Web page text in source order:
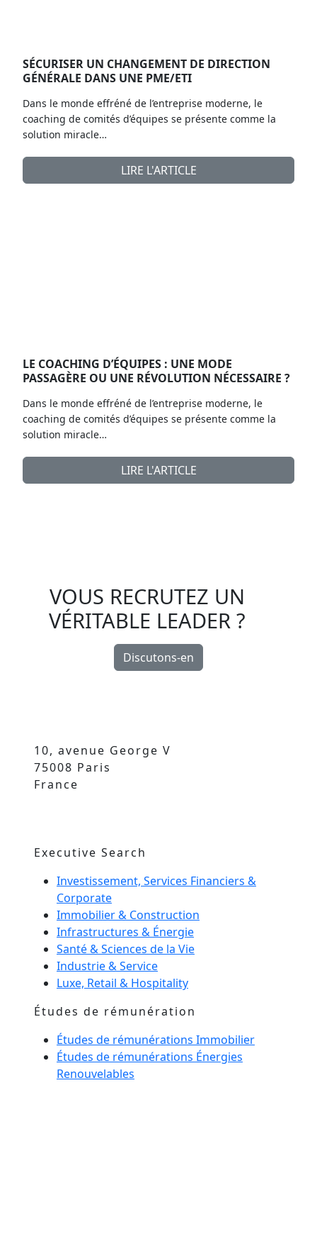
SÉCURISER UN CHANGEMENT DE DIRECTION
GÉNÉRALE DANS UNE PME/ETI
Dans le monde effréné de l’entreprise moderne, le
coaching de comités d’équipes se présente comme la
solution miracle…
LIRE L'ARTICLE
LE COACHING D’ÉQUIPES : UNE MODE
PASSAGÈRE OU UNE RÉVOLUTION NÉCESSAIRE ?
Dans le monde effréné de l’entreprise moderne, le
coaching de comités d’équipes se présente comme la
solution miracle…
LIRE L'ARTICLE
VOUS RECRUTEZ UN
VÉRITABLE LEADER ?
Discutons-en
10, avenue George V
75008 Paris
France
Executive Search
Investissement, Services Financiers &
Corporate
Immobilier & Construction
Infrastructures & Énergie
Santé & Sciences de la Vie
Industrie & Service
Luxe, Retail & Hospitality
Études de rémunération
Études de rémunérations Immobilier
Études de rémunérations Énergies
Renouvelables